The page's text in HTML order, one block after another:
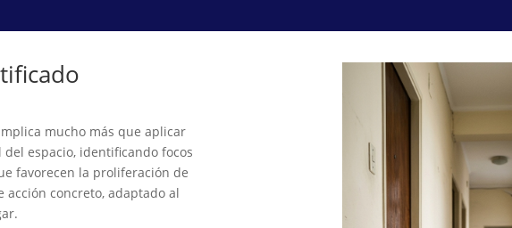
mucho más que aplicar
espacio, identificando focos
favorecen la proliferación de
concreto, adaptado al